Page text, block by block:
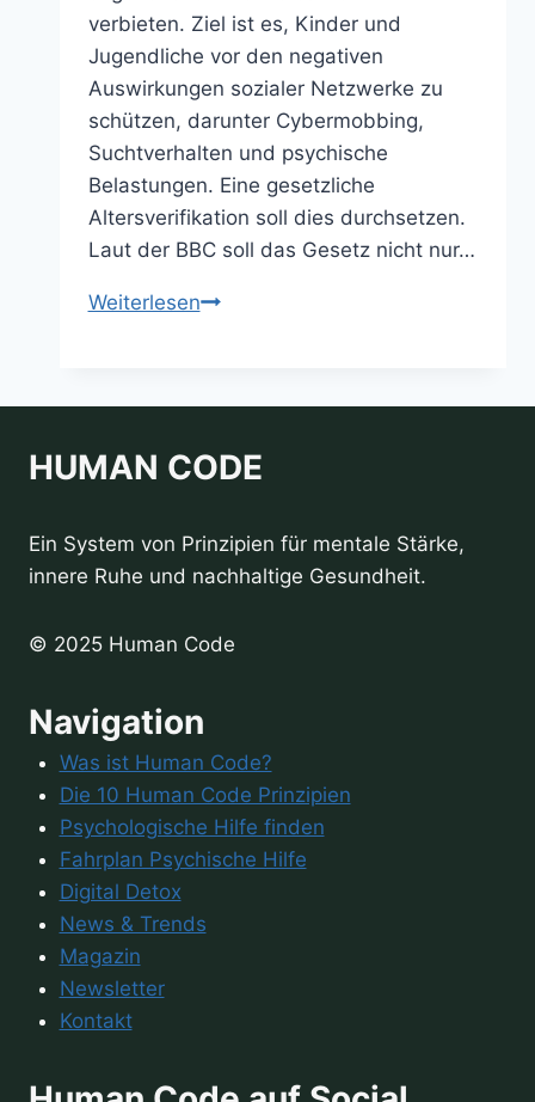
verbieten. Ziel ist es, Kinder und
Jugendliche vor den negativen
Auswirkungen sozialer Netzwerke zu
schützen, darunter Cybermobbing,
Suchtverhalten und psychische
Belastungen. Eine gesetzliche
Altersverifikation soll dies durchsetzen.
Laut der BBC soll das Gesetz nicht nur…
WeiterlesenAustralien
Auch
Unter-
Jährige
werden
HUMAN CODE
Ein System von Prinzipien für mentale Stärke,
innere Ruhe und nachhaltige Gesundheit.
© 2025 Human Code
Navigation
Was ist Human Code?
Die 10 Human Code Prinzipien
Psychologische Hilfe finden
Fahrplan Psychische Hilfe
Digital Detox
News & Trends
Magazin
Newsletter
Kontakt